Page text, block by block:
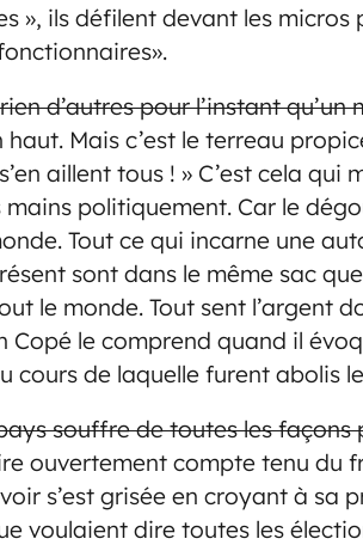
», ils défilent devant les micros
d’autres pour l’instant
haut. Mais c’est le terreau
aillent tous ! » C’est cela
mains politiquement. Car le
Tout ce qui incarne une
sont dans le même sac
le monde. Tout sent l’argent
Copé le comprend quand il
cours de laquelle furent abolis
souffre de toutes les façons
ouvertement compte tenu du
s’est grisée en croyant à sa
voulaient dire toutes les